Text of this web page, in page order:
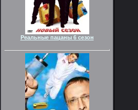
Реальные пацаны 6 сезон